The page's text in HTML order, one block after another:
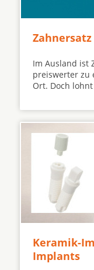
Im Ausland ist
preiswerter zu
Ort. Doch
Keramik-
Implants